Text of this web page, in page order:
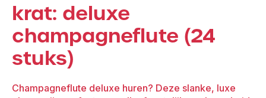
krat: deluxe
champagneflute (24
stuks)
Champagneflute deluxe huren? Deze slanke, luxe